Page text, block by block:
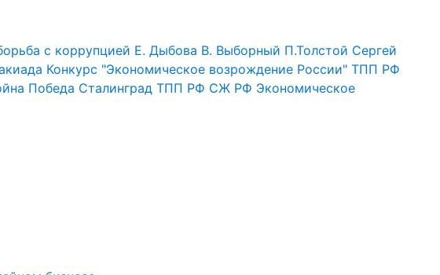
с коррупцией Е. Дыбова В. Выборный П.Толстой Сергей
Конкурс "Экономическое возрождение России" ТПП РФ
Победа Сталинград ТПП РФ СЖ РФ Экономическое